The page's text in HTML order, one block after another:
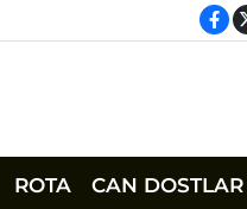
ROTA CAN DOSTLAR